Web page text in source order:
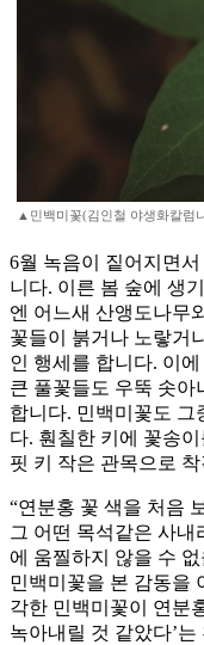
▲민백미꽃(김인철 야생화칼럼
6월 녹음이 짙어지면
니다. 이른 봄 숲에 생
엔 어느새 산앵도나무
꽃들이 붉거나 노랗거
인 행세를 합니다. 이
큰 풀꽃들도 우뚝 솟아
합니다. 민백미꽃도 그
다. 훤칠한 키에 꽃송
핏 키 작은 관목으로
“연분홍 꽃 색을 처음
그 어떤 목석같은 사
에 움찔하지 않을 수
민백미꽃을 본 감동을
각한 민백미꽃이 연분
녹아내릴 것 같았다’